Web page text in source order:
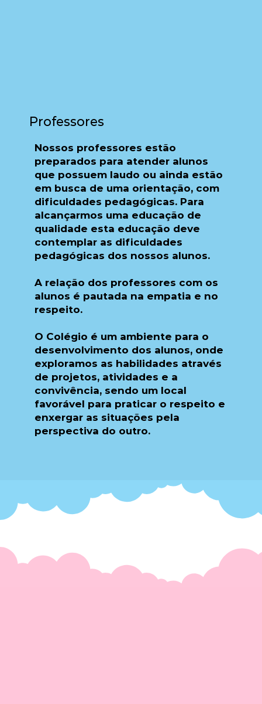
Professores
Nossos professores estão
preparados para atender alunos
que possuem laudo ou ainda estão
em busca de uma orientação, com
dificuldades pedagógicas. Para
alcançarmos uma educação de
qualidade esta educação deve
contemplar as dificuldades
pedagógicas dos nossos alunos.
A relação dos professores com os
alunos é pautada na empatia e no
respeito.
O Colégio é um ambiente para o
desenvolvimento dos alunos, onde
exploramos as habilidades através
de projetos, atividades e a
convivência, sendo um local
favorável para praticar o respeito e
enxergar as situações pela
perspectiva do outro.